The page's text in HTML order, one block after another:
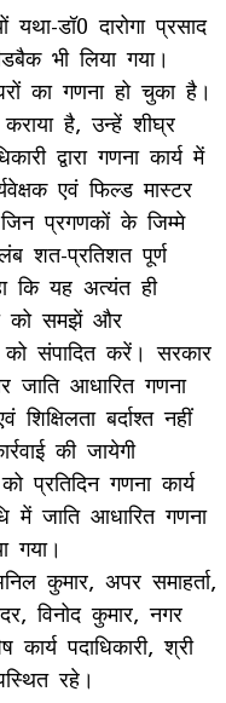
यथा-डॉ0 दारोगा प्रसाद
भी लिया गया।
का गणना हो चुका है।
है, उन्हें शीघ्र
द्वारा गणना कार्य में
एवं फिल्ड मास्टर
प्रगणकों के जिम्मे
शत-प्रतिशत पूर्ण
कि यह अत्यंत ही
को समझें और
संपादित करें। सरकार
जाति आधारित गणना
बर्दाश्त नहीं
की जायेगी
प्रतिदिन गणना कार्य
में जाति आधारित गणना
गया।
कुमार, अपर समाहर्ता,
विनोद कुमार, नगर
पदाधिकारी, श्री
रहे।